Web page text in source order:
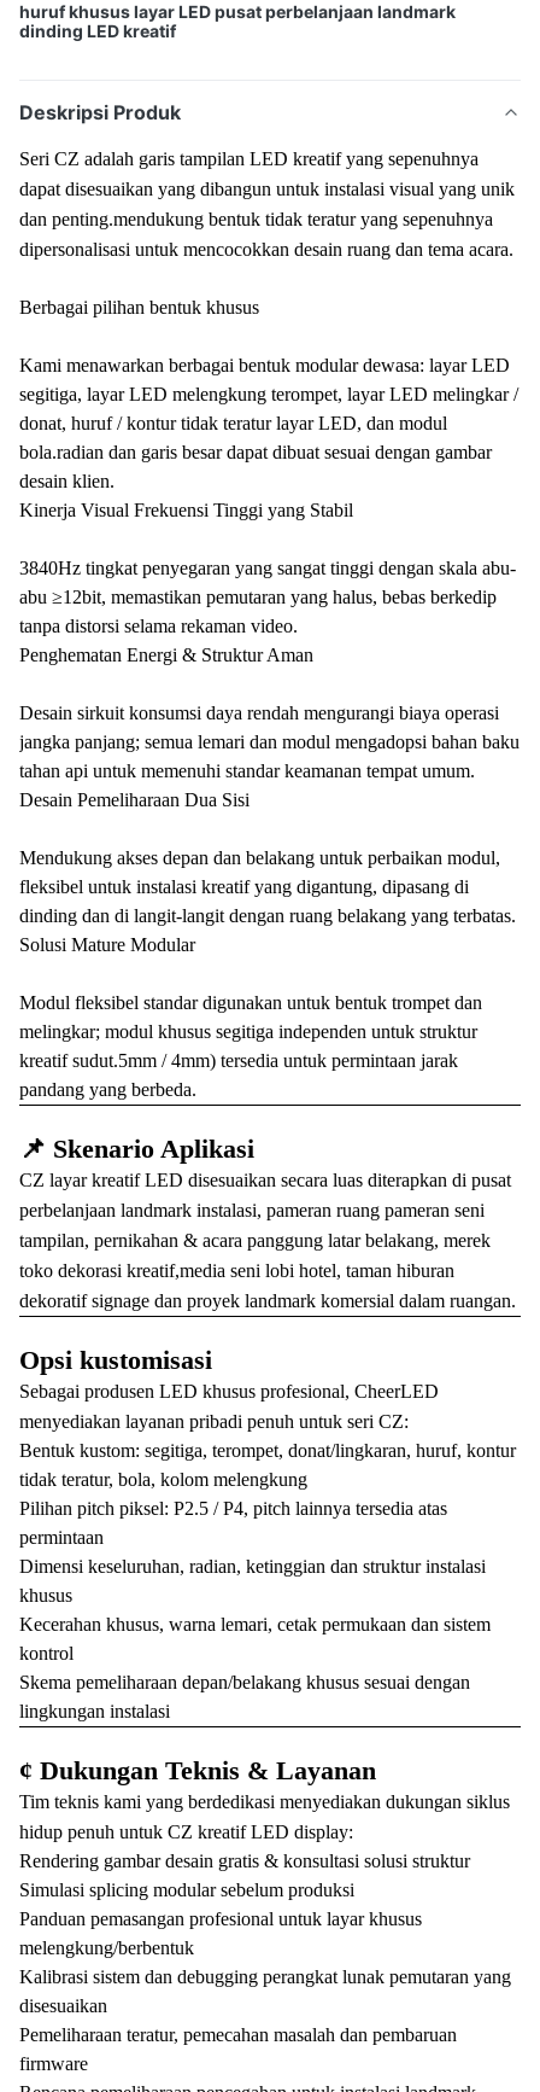
huruf khusus layar LED pusat perbelanjaan landmark
dinding LED kreatif
Deskripsi Produk
Seri CZ adalah garis tampilan LED kreatif yang sepenuhnya
dapat disesuaikan yang dibangun untuk instalasi visual yang unik
dan penting.mendukung bentuk tidak teratur yang sepenuhnya
dipersonalisasi untuk mencocokkan desain ruang dan tema acara.
Berbagai pilihan bentuk khusus
Kami menawarkan berbagai bentuk modular dewasa: layar LED
segitiga, layar LED melengkung terompet, layar LED melingkar /
donat, huruf / kontur tidak teratur layar LED, dan modul
bola.radian dan garis besar dapat dibuat sesuai dengan gambar
desain klien.
Kinerja Visual Frekuensi Tinggi yang Stabil
3840Hz tingkat penyegaran yang sangat tinggi dengan skala abu-
abu ≥12bit, memastikan pemutaran yang halus, bebas berkedip
tanpa distorsi selama rekaman video.
Penghematan Energi & Struktur Aman
Desain sirkuit konsumsi daya rendah mengurangi biaya operasi
jangka panjang; semua lemari dan modul mengadopsi bahan baku
tahan api untuk memenuhi standar keamanan tempat umum.
Desain Pemeliharaan Dua Sisi
Mendukung akses depan dan belakang untuk perbaikan modul,
fleksibel untuk instalasi kreatif yang digantung, dipasang di
dinding dan di langit-langit dengan ruang belakang yang terbatas.
Solusi Mature Modular
Modul fleksibel standar digunakan untuk bentuk trompet dan
melingkar; modul khusus segitiga independen untuk struktur
kreatif sudut.5mm / 4mm) tersedia untuk permintaan jarak
pandang yang berbeda.
📌 Skenario Aplikasi
CZ layar kreatif LED disesuaikan secara luas diterapkan di pusat
perbelanjaan landmark instalasi, pameran ruang pameran seni
tampilan, pernikahan & acara panggung latar belakang, merek
toko dekorasi kreatif,media seni lobi hotel, taman hiburan
dekoratif signage dan proyek landmark komersial dalam ruangan.
Opsi kustomisasi
Sebagai produsen LED khusus profesional, CheerLED
menyediakan layanan pribadi penuh untuk seri CZ:
Bentuk kustom: segitiga, terompet, donat/lingkaran, huruf, kontur
tidak teratur, bola, kolom melengkung
Pilihan pitch piksel: P2.5 / P4, pitch lainnya tersedia atas
permintaan
Dimensi keseluruhan, radian, ketinggian dan struktur instalasi
khusus
Kecerahan khusus, warna lemari, cetak permukaan dan sistem
kontrol
Skema pemeliharaan depan/belakang khusus sesuai dengan
lingkungan instalasi
¢ Dukungan Teknis & Layanan
Tim teknis kami yang berdedikasi menyediakan dukungan siklus
hidup penuh untuk CZ kreatif LED display:
Rendering gambar desain gratis & konsultasi solusi struktur
Simulasi splicing modular sebelum produksi
Panduan pemasangan profesional untuk layar khusus
melengkung/berbentuk
Kalibrasi sistem dan debugging perangkat lunak pemutaran yang
disesuaikan
Pemeliharaan teratur, pemecahan masalah dan pembaruan
firmware